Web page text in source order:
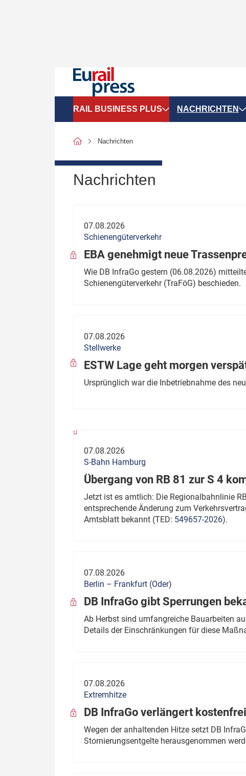
RAIL BUSINESS PLUS
SPNV-Marktdaten
Politik
Verbände: Wer spricht für
wen?
Thema des Monats
Dossier: Generalsanierung
Dossier: ETCS
NACHRICHTEN
Infrastruktur &
ÖPNV
Nachrichten
Nachrichten
07.08.2026
Schienengüterverkehr
EBA genehmigt neue
Wie DB InfraGo gestern (06.08.2026)
Schienengüterverkehr (TraFöG) beschieden.
07.08.2026
Stellwerke
ESTW Lage geht morgen
Ursprünglich war die Inbetriebnahme des
07.08.2026
S-Bahn Hamburg
Übergang von RB 81 zur S 4
Jetzt ist es amtlich: Die Regionalbahnlinie
entsprechende Änderung zum
Amtsblatt bekannt (TED: 549657-2026).
07.08.2026
Berlin – Frankfurt (Oder)
DB InfraGo gibt Sperrungen
Ab Herbst sind umfangreiche Bauarbeiten
Details der Einschränkungen für diese
07.08.2026
Extremhitze
DB InfraGo verlängert
Wegen der anhaltenden Hitze setzt DB
Stornierungsentgelte herausgenommen